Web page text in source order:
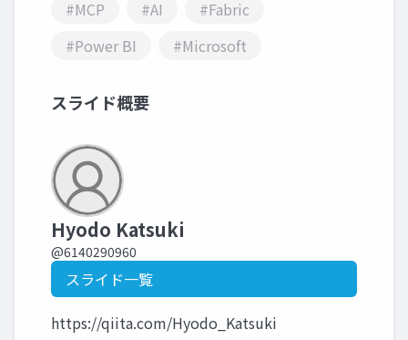
#MCP #AI
#Fabric
#Power BI
#Microsoft
スライド概要
Hyodo Katsuki
@6140290960
スライド一覧
https://qiita.com/Hyodo_Katsuki